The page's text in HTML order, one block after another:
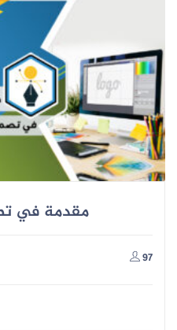
مقدمة في
97